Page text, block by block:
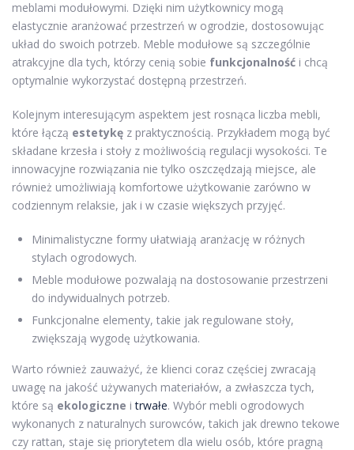
meblami modułowymi. Dzięki nim użytkownicy mogą
elastycznie aranżować przestrzeń w ogrodzie, dostosowując
układ do swoich potrzeb. Meble modułowe są szczególnie
atrakcyjne dla tych, którzy cenią sobie funkcjonalność i chcą
optymalnie wykorzystać dostępną przestrzeń.
Kolejnym interesującym aspektem jest rosnąca liczba mebli,
które łączą estetykę z praktycznością. Przykładem mogą być
składane krzesła i stoły z możliwością regulacji wysokości. Te
innowacyjne rozwiązania nie tylko oszczędzają miejsce, ale
również umożliwiają komfortowe użytkowanie zarówno w
codziennym relaksie, jak i w czasie większych przyjęć.
Minimalistyczne formy ułatwiają aranżację w różnych
stylach ogrodowych.
Meble modułowe pozwalają na dostosowanie przestrzeni
do indywidualnych potrzeb.
Funkcjonalne elementy, takie jak regulowane stoły,
zwiększają wygodę użytkowania.
Warto również zauważyć, że klienci coraz częściej zwracają
uwagę na jakość używanych materiałów, a zwłaszcza tych,
które są ekologiczne itrwałe. Wybór mebli ogrodowych
wykonanych z naturalnych surowców, takich jak drewno tekowe
czy rattan, staje się priorytetem dla wielu osób, które pragną